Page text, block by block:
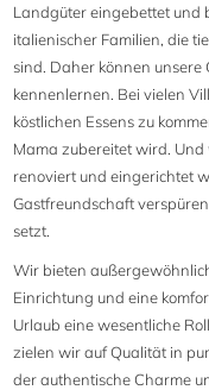
Landgüter eingebettet und
italienischer Familien, die
sind. Daher können unsere
kennenlernen. Bei vielen
köstlichen Essens zu
Mama zubereitet wird. Und
renoviert und eingerichtet
Gastfreundschaft
setzt.
Wir bieten
Einrichtung und eine
Urlaub eine wesentliche
zielen wir auf Qualität in
der authentische Charme